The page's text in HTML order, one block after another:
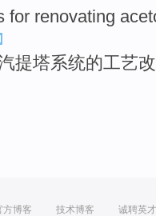
for renovating
提塔系统的工艺
方博客 技术博客 诚聘英才